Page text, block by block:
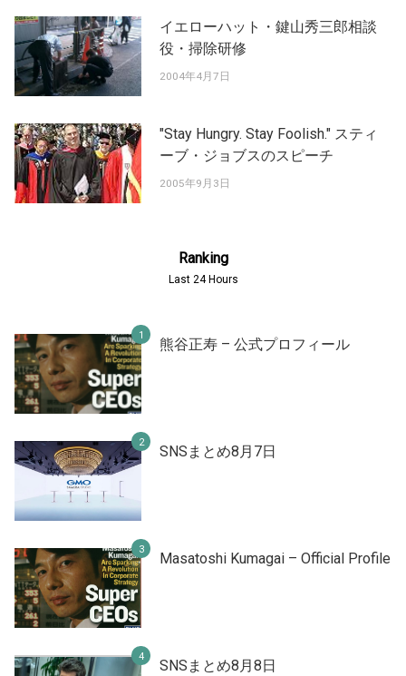
イエローハット・鍵山秀三郎相談
役・掃除研修
2004年4月7日
"Stay Hungry. Stay Foolish." スティ
ーブ・ジョブスのスピーチ
2005年9月3日
Ranking
Last 24 Hours
熊谷正寿 – 公式プロフィール
SNSまとめ8月7日
Masatoshi Kumagai – Official Profile
SNSまとめ8月8日